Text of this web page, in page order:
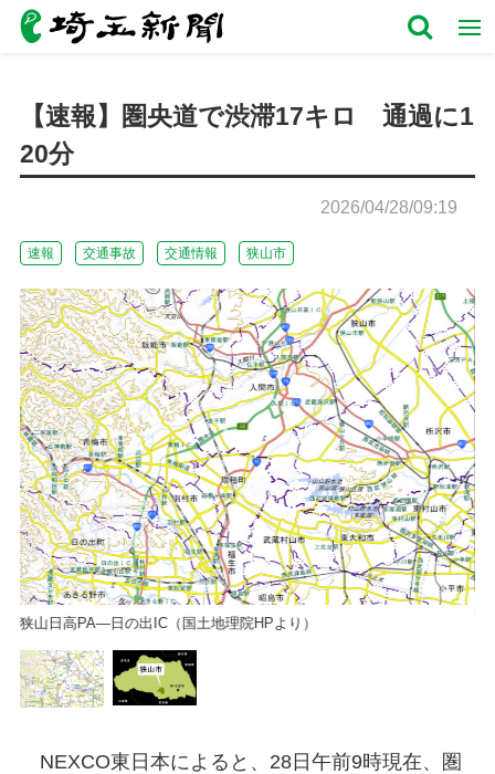
【速報】圏央道で渋滞17キロ 通過に1
20分
2026/04/28/09:19
速報 交通事故 交通情報 狭山市
狭山日高PA―日の出IC（国土地理院HPより）
NEXCO東日本によると、28日午前9時現在、圏